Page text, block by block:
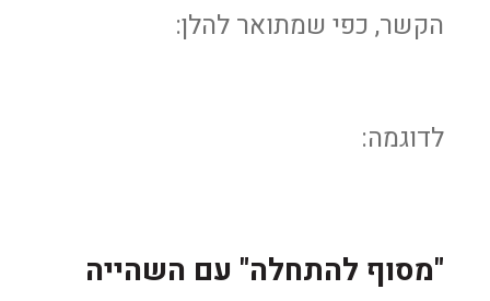
הקשר, כפי שמתואר להלן:
לדוגמה:
"מסוף להתחלה" עם השהייה